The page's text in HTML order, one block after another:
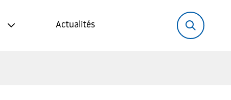
Actualités
Rechercher: